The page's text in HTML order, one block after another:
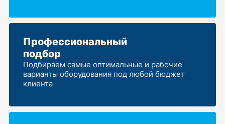
Профессиональный
подбор
Подбираем самые оптимальные и рабочие
варианты оборудования под любой бюджет
клиента